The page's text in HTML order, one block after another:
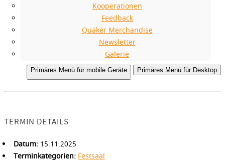
Kooperationen
Feedback
Quäker Merchandise
Newsletter
Galerie
Primäres Menü für mobile Geräte Primäres Menü für Desktop
TERMIN DETAILS
Datum: 15.11.2025
Terminkategorien: Festsaal